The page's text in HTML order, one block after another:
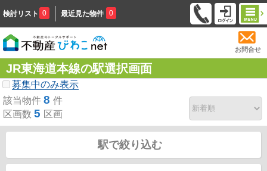
検討リスト 0 最近見た物件 0
お問合せ
JR東海道本線の駅選択画面
募集中のみ表示
該当物件 8 件
区画数 5 区画
駅で絞り込む